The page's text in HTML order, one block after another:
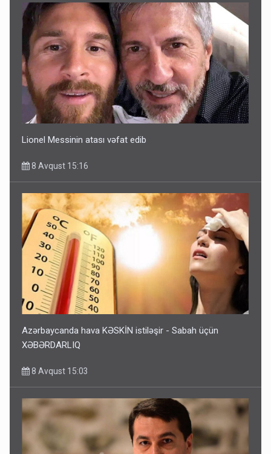
Lionel Messinin atası vəfat edib
8 Avqust 15:16
Azərbaycanda hava KƏSKİN istiləşir - Sabah üçün
XƏBƏRDARLIQ
8 Avqust 15:03